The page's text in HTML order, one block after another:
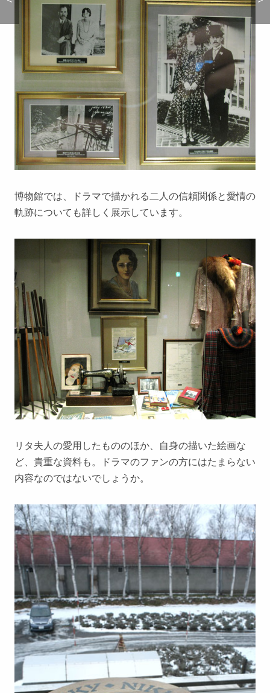
博物館では、ドラマで描かれる二人の信頼関係と愛情の
軌跡についても詳しく展示しています。
リタ夫人の愛用したもののほか、自身の描いた絵画な
ど、貴重な資料も。ドラマのファンの方にはたまらない
内容なのではないでしょうか。